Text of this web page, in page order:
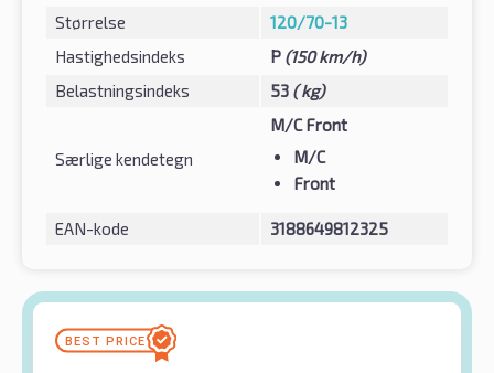
Størrelse
120/70-13
Hastighedsindeks
P (150 km/h)
Belastningsindeks
53 ( kg)
Særlige kendetegn
M/C Front
M/C
Front
EAN-kode 3188649812325